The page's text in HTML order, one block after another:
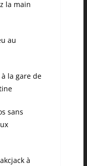
la main
au
la gare de
sans
à